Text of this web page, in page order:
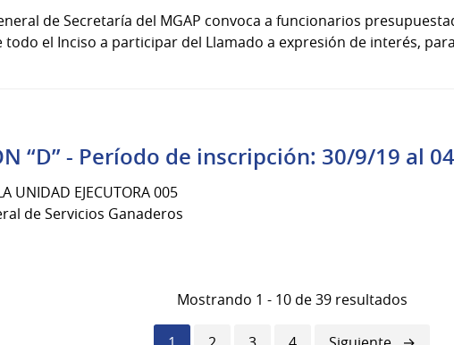
de Secretaría del MGAP convoca a funcionarios
el Inciso a participar del Llamado a expresión de interés,
“D” - Período de inscripción: 30/9/19 al
UNIDAD EJECUTORA 005
de Servicios Ganaderos
Mostrando 1 - 10 de 39 resultados